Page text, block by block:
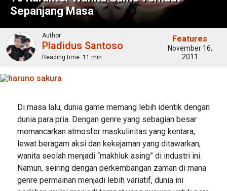
Sepanjang Masa
Author
Pladidus Santoso
Reading time: 11 min
Features
November 16,
2011
Di masa lalu, dunia game memang lebih identik dengan
dunia para pria. Dengan genre yang sebagian besar
memancarkan atmosfer maskulinitas yang kentara,
lewat beragam aksi dan kekejaman yang ditawarkan,
wanita seolah menjadi “makhluk asing” di industri ini.
Namun, seiring dengan perkembangan zaman di mana
genre permainan menjadi lebih variatif, dunia ini